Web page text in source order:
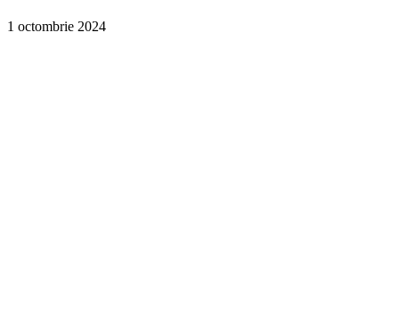
1 octombrie 2024